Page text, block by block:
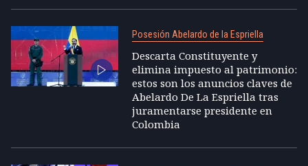
Posesión Abelardo de la Espriella
Descarta Constituyente y
elimina impuesto al patrimonio:
estos son los anuncios claves de
Abelardo De La Espriella tras
juramentarse presidente en
Colombia